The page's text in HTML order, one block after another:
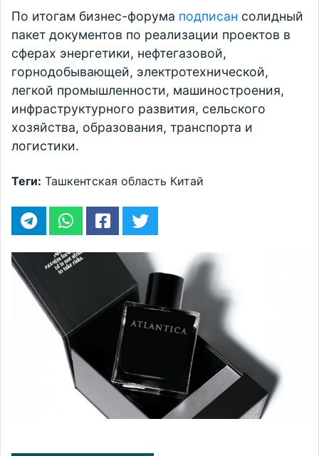
По итогам бизнес-форума подписан солидный
пакет документов по реализации проектов в
сферах энергетики, нефтегазовой,
горнодобывающей, электротехнической,
легкой промышленности, машиностроения,
инфраструктурного развития, сельского
хозяйства, образования, транспорта и
логистики.
Теги: Ташкентская область Китай